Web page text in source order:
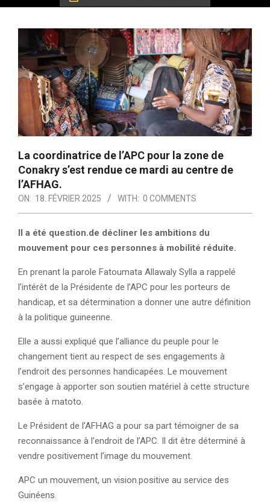
La coordinatrice de l’APC pour la zone de
Conakry s’est rendue ce mardi au centre de
l’AFHAG.
ON: 18. FÉVRIER 2025 WITH: 0 COMMENTS
Il a été question.de décliner les ambitions du
mouvement pour ces personnes à mobilité réduite.
En prenant la parole Fatoumata Allawaly Sylla a rappelé
l’intérêt de la Présidente de l’APC pour les porteurs de
handicap, et sa détermination a donner une autre définition
à la politique guineenne.
Elle a aussi expliqué que l’alliance du peuple pour le
changement tient au respect de ses engagements à
l’endroit des personnes handicapées. Le mouvement
s’engage à apporter son soutien matériel à cette structure
basée à matoto.
Le Président de l’AFHAG a pour sa part témoigner de sa
reconnaissance à l’endroit de l’APC. Il dit être déterminé à
vendre positivement l’image du mouvement.
APC un mouvement, un vision.positive au service des
Guinéens.